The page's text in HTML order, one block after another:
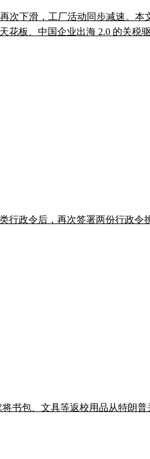
次下滑，工厂活动同步减速。
板、中国企业出海 2.0 的关税驱
政令后，再次签署两份行政令
书包、文具等返校用品从特朗